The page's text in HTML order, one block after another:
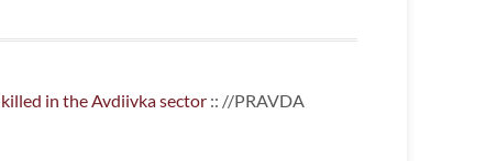
in the Avdiivka sector :: //PRAVDA